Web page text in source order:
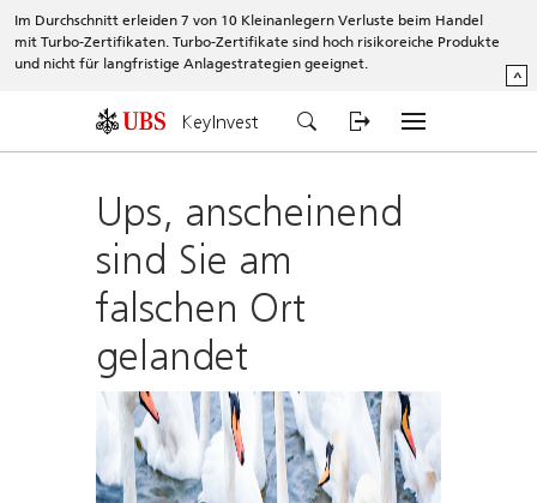
Im Durchschnitt erleiden 7 von 10 Kleinanlegern Verluste beim Handel
mit Turbo-Zertifikaten. Turbo-Zertifikate sind hoch risikoreiche Produkte
und nicht für langfristige Anlagestrategien geeignet.
^
KeyInvest
Ups, anscheinend
sind Sie am
falschen Ort
gelandet